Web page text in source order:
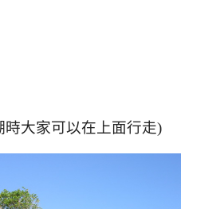
時大家可以在上面行走)